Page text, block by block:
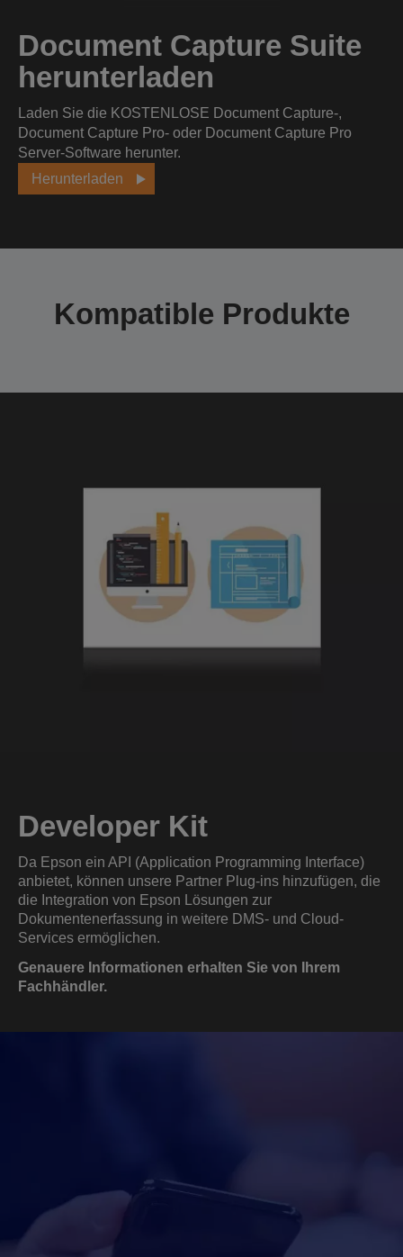
Document Capture Suite
herunterladen
Laden Sie die KOSTENLOSE Document Capture-,
Document Capture Pro- oder Document Capture Pro
Server-Software herunter.
Herunterladen
Kompatible Produkte
Developer Kit
Da Epson ein API (Application Programming Interface)
anbietet, können unsere Partner Plug-ins hinzufügen, die
die Integration von Epson Lösungen zur
Dokumentenerfassung in weitere DMS- und Cloud-
Services ermöglichen.
Genauere Informationen erhalten Sie von Ihrem
Fachhändler.